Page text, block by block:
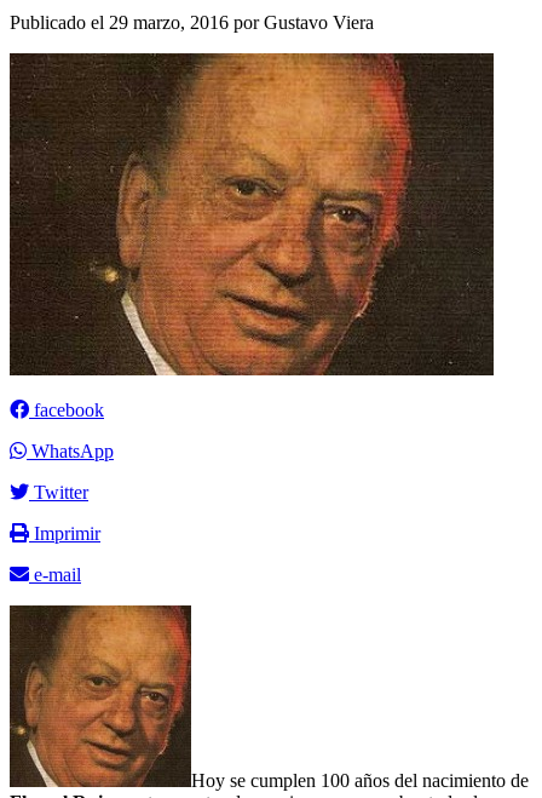
Publicado el 29 marzo, 2016 por Gustavo Viera
facebook
WhatsApp
Twitter
Imprimir
e-mail
Hoy se cumplen 100 años del nacimiento de